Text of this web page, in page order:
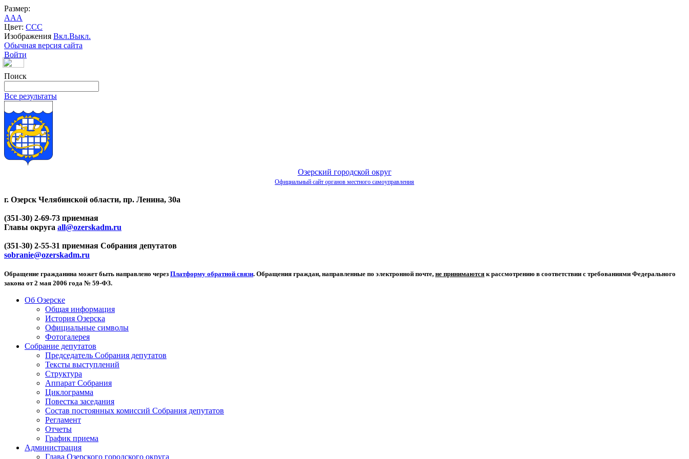
Размер:
AAA
Цвет: CCC
Изображения Вкл.Выкл.
Обычная версия сайта
Войти
Поиск
Все результаты
Озерский городской округ
Официальный сайт органов местного самоуправления
г. Озерск Челябинской области, пр. Ленина, 30а
(351-30) 2-69-73 приемная
Главы округа all@ozerskadm.ru
(351-30) 2-55-31 приемная Собрания депутатов
sobranie@ozerskadm.ru
Обращение гражданина может быть направлено через Платформу обратной связи. Обращения граждан, направленные по электронной почте, не принимаются к рассмотрению в соответствии с требованиями Федерального
закона от 2 мая 2006 года № 59-ФЗ.
Об Озерске
Общая информация
История Озерска
Официальные символы
Фотогалерея
Собрание депутатов
Председатель Собрания депутатов
Тексты выступлений
Структура
Аппарат Собрания
Циклограмма
Повестка заседания
Состав постоянных комиссий Собрания депутатов
Регламент
Отчеты
График приема
Администрация
Глава Озерского городского округа